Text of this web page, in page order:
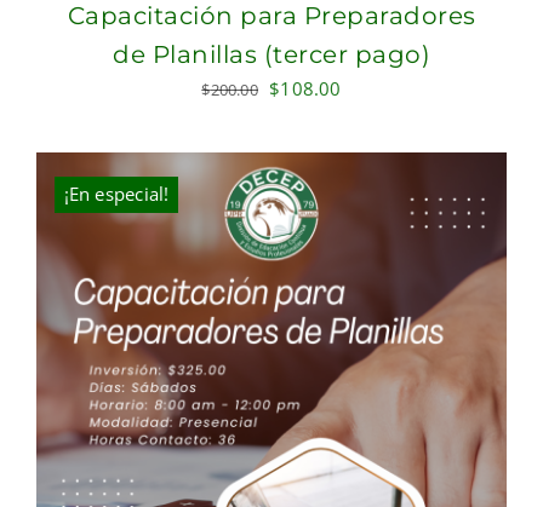
Capacitación para Preparadores
de Planillas (tercer pago)
$200.00 Original
was:
$200.00.
$108.00
is:
¡En especial!